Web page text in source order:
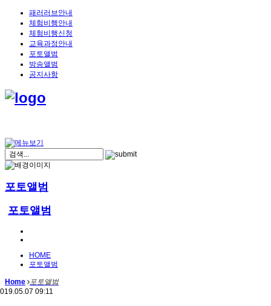
패러러브안내
체험비행안내
체험비행신청
교육과정안내
포토앨범
방송앨범
공지사항
포토앨범
포토앨범
HOME
포토앨범
Home 포토앨범
09:11